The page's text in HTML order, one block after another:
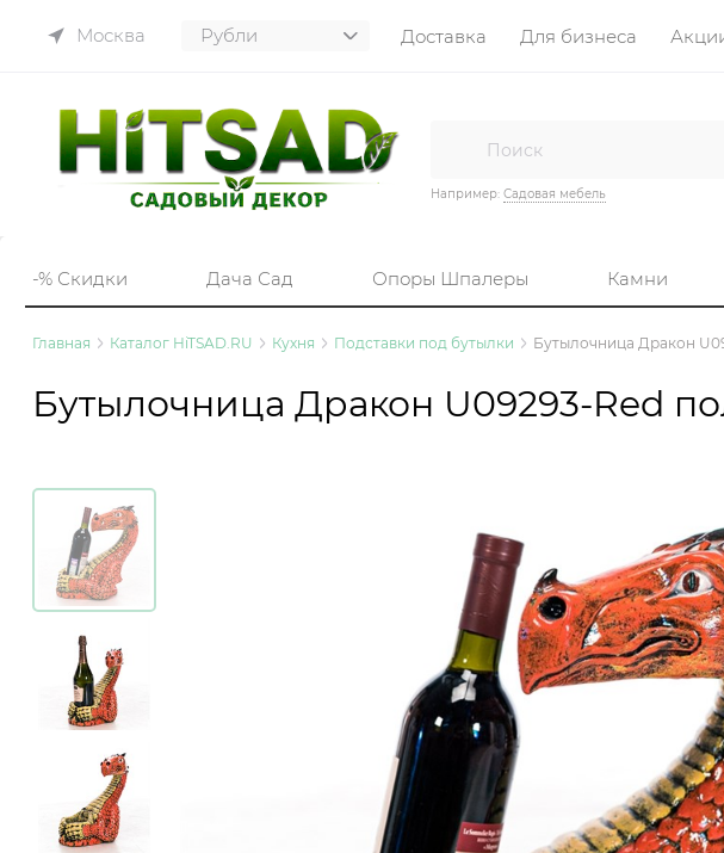
Москва Доставка Для бизнеса
Например: Садовая мебель
-% Скидки Дача Сад Опоры Шпалеры Камни
Главная Каталог HiTSAD.RU Кухня Подставки под бутылки Бутылочница Дракон
Бутылочница Дракон U09293-Red